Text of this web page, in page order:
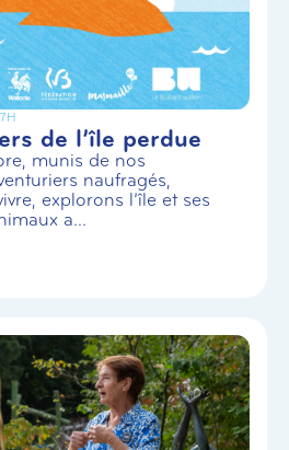
de l’île perdue
munis de nos
naufragés,
explorons l’île et ses
a...